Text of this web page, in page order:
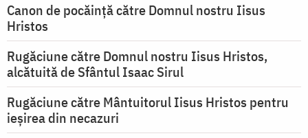
Canon de pocăință către Domnul nostru Iisus
Hristos
Rugăciune către Domnul nostru Iisus Hristos,
alcătuită de Sfântul Isaac Sirul
Rugăciune către Mântuitorul Iisus Hristos pentru
ieşirea din necazuri